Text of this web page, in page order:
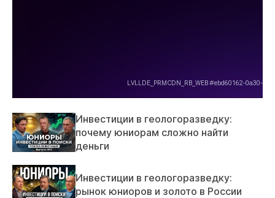
Инвестиции в геологоразведку:
почему юниорам сложно найти
деньги
Инвестиции в геологоразведку:
рынок юниоров и золото в России